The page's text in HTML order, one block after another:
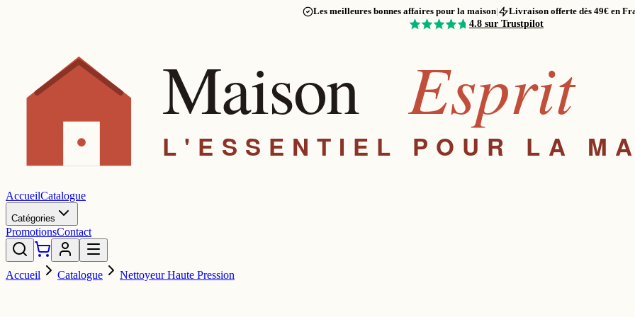
Les meilleures bonnes affaires pour la maison|
Livraison offerte dès 49€ en
4.8 sur Trustpilot
AccueilCatalogue
Catégories
PromotionsContact
Accueil Catalogue
Nettoyeur Haute Pression